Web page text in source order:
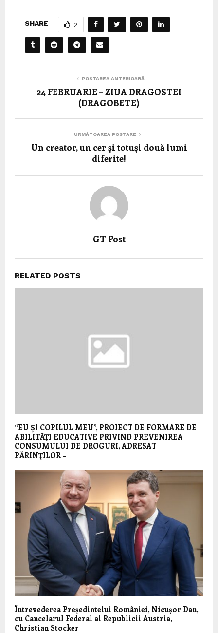
SHARE 2
POSTAREA ANTERIOARĂ
24 FEBRUARIE – ZIUA DRAGOSTEI
(DRAGOBETE)
URMĂTOAREA POSTARE
Un creator, un cer şi totuși două lumi
diferite!
GT Post
RELATED POSTS
“EU ȘI COPILUL MEU”, PROIECT DE FORMARE DE
ABILITĂŢI EDUCATIVE PRIVIND PREVENIREA
CONSUMULUI DE DROGURI, ADRESAT
PĂRINŢILOR –
Întrevederea Președintelui României, Nicușor Dan,
cu Cancelarul Federal al Republicii Austria,
Christian Stocker